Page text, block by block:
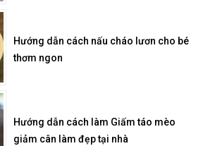
Hướng dẫn cách nấu cháo lươn cho bé
thơm ngon
Hướng dẫn cách làm Giấm táo mèo
giảm cân làm đẹp tại nhà